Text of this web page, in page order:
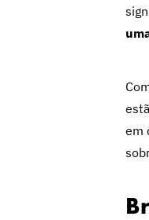
em